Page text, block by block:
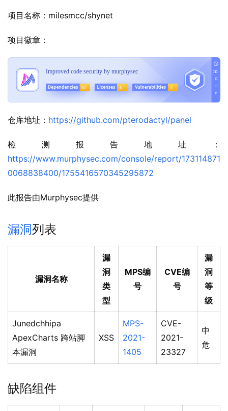
项目名称：milesmcc/shynet
项目徽章：
仓库地址： https://github.com/pterodactyl/panel
检测报告地址：
https://www.murphysec.com/console/report/173114871
0068838400/1755416570345295872
此报告由Murphysec提供
漏洞列表
漏洞名称
漏
洞
类
型
MPS编
号
CVE编
号
漏
洞
等
级
Junedchhipa
ApexCharts 跨站脚
本漏洞
XSS
MPS-
2021-
1405
CVE-
2021-
23327
中
危
缺陷组件